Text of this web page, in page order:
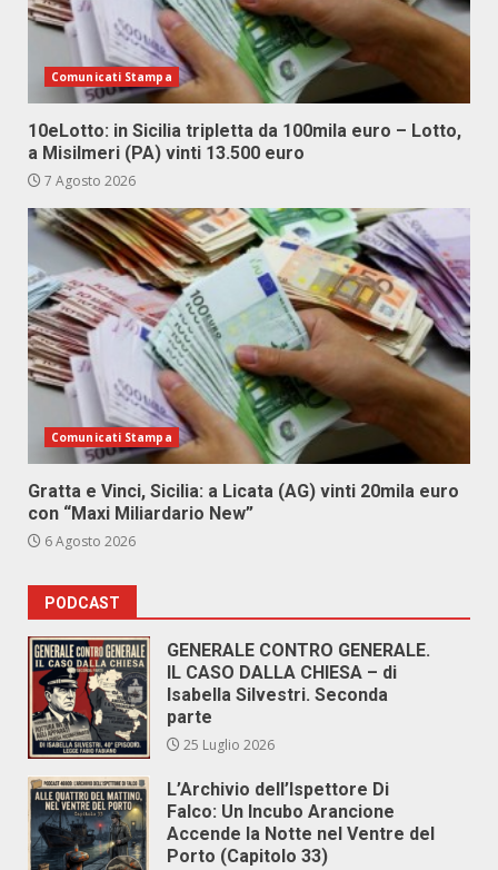
Comunicati Stampa
10eLotto: in Sicilia tripletta da 100mila euro – Lotto,
a Misilmeri (PA) vinti 13.500 euro
7 Agosto 2026
Comunicati Stampa
Gratta e Vinci, Sicilia: a Licata (AG) vinti 20mila euro
con “Maxi Miliardario New”
6 Agosto 2026
PODCAST
GENERALE CONTRO GENERALE.
IL CASO DALLA CHIESA – di
Isabella Silvestri. Seconda
parte
25 Luglio 2026
L’Archivio dell’Ispettore Di
Falco: Un Incubo Arancione
Accende la Notte nel Ventre del
Porto (Capitolo 33)